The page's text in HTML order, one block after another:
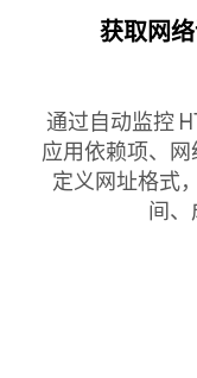
获取网
通过自动监控
应用依赖项、
定义网址格式
间、